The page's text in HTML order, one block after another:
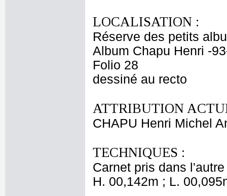
LOCALISATION :
Réserve des petits
Album Chapu Henri -
Folio 28
dessiné au recto
ATTRIBUTION
CHAPU Henri Michel
TECHNIQUES :
Carnet pris dans
H. 00,142m ; L.